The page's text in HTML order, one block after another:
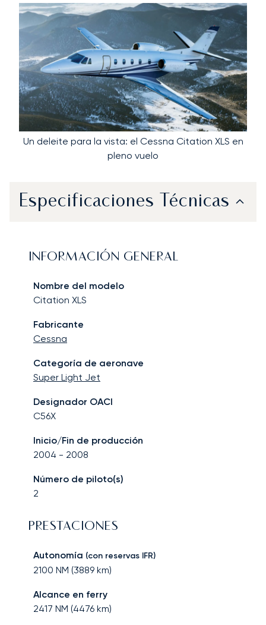
Un deleite para la vista: el Cessna Citation XLS en
pleno vuelo
Especificaciones Técnicas
INFORMACIÓN GENERAL
Nombre del modelo
Citation XLS
Fabricante
Cessna
Categoría de aeronave
Super Light Jet
Designador OACI
C56X
Inicio/Fin de producción
2004 - 2008
Número de piloto(s)
2
PRESTACIONES
Autonomía (con reservas IFR)
2100 NM (3889 km)
Alcance en ferry
2417 NM (4476 km)